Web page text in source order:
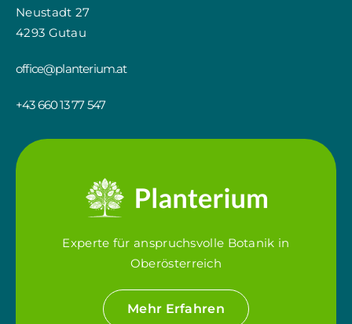
Neustadt 27
4293 Gutau
office@planterium.at
+43 660 13 77 547
Experte für anspruchsvolle Botanik in
Oberösterreich
Mehr Erfahren